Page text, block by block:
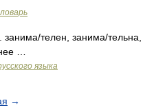
телен, занима/тельна,
…
языка
→